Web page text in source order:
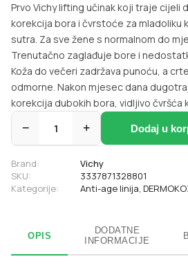
Prvo Vichy lifting učinak koji traje cijeli
korekcija bora i čvrstoće za mladoliku
sutra. Za sve žene s normalnom do
Trenutačno zaglađuje bore i
Koža do večeri zadržava punoću, a
odmorne. Nakon mjesec dana
korekcija dubokih bora, vidljivo čvršća
− 1 + Dodaj u
Brand:
Vichy
SKU:
3337871328801
Kategorije:
Anti-age linija,
OPIS
DODATNE
INFORMACIJE